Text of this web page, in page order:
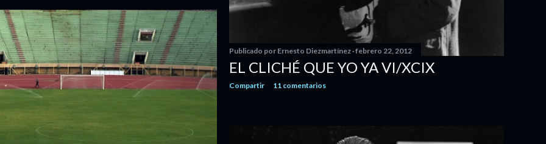
Publicado por Ernesto Diezmartínez febrero 22, 2012
EL CLICHÉ QUE YO YA VI/XCIX
Compartir 11 comentarios